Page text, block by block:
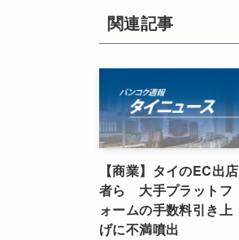
関連記事
【商業】タイのEC出店
者ら 大手プラットフ
ォームの手数料引き上
げに不満噴出